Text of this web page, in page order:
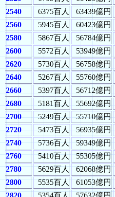
2540
6375百人 63439億円
2560
5945百人 60423億円
2580
5867百人 56784億円
2600
5572百人 53949億円
2620
5730百人 56758億円
2640
5267百人 55760億円
2660
5397百人 56712億円
2680
5181百人 55692億円
2700
5249百人 55710億円
2720
5473百人 56935億円
2740
5736百人 59349億円
2760
5410百人 55305億円
2780
5629百人 62068億円
2800
5535百人 61053億円
2820
5354百人 57632億円